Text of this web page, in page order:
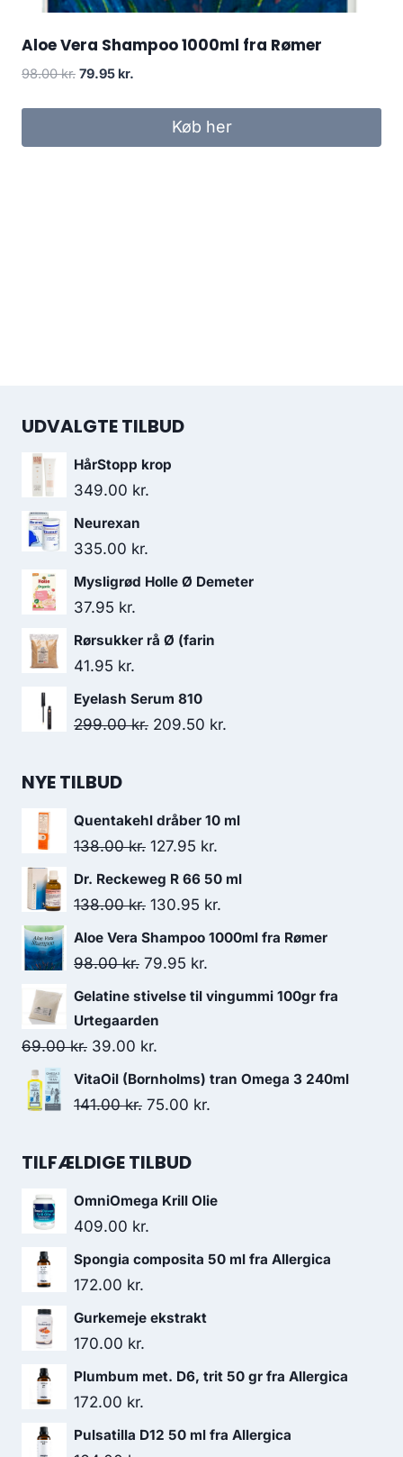
Aloe Vera Shampoo 1000ml fra Rømer
98.00kr. Den
79.95 kr.
Køb her
UDVALGTE TILBUD
HårStopp krop
349.00 kr.
Neurexan
335.00 kr.
Mysligrød Holle Ø Demeter
37.95 kr.
Rørsukker rå Ø (farin
41.95 kr.
Eyelash Serum 810
299.00kr. Den
299.00 kr..
209.50 kr.
NYE TILBUD
Quentakehl dråber 10 ml
138.00kr. Den
oprindelige
pris
138.00 kr..
127.95 kr.
aktuelle
pris
Dr. Reckeweg R 66 50 ml
138.00kr. Den
oprindelige
pris
130.95 kr.
aktuelle
Aloe Vera Shampoo 1000ml fra Rømer
98.00kr. Den
oprindelige
pris
var:
98.00 kr..
79.95 kr.
aktuelle
79.95 kr..
Gelatine stivelse til vingummi 100gr fra
Urtegaarden
69.00kr. Den
oprindelige
pris
69.00 kr..
39.00 kr.
aktuelle
pris
39.00 kr..
VitaOil (Bornholms) tran Omega 3 240ml
141.00kr. Den
pris
141.00 kr..
75.00 kr.
75.00 kr..
TILFÆLDIGE TILBUD
OmniOmega Krill Olie
409.00 kr.
Spongia composita 50 ml fra Allergica
172.00 kr.
Gurkemeje ekstrakt
170.00 kr.
Plumbum met. D6, trit 50 gr fra Allergica
172.00 kr.
Pulsatilla D12 50 ml fra Allergica